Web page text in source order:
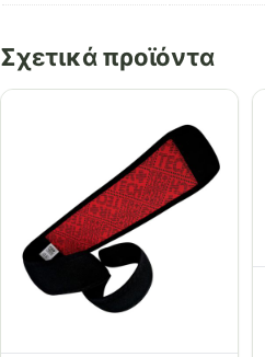
Σχετικά προϊόντα